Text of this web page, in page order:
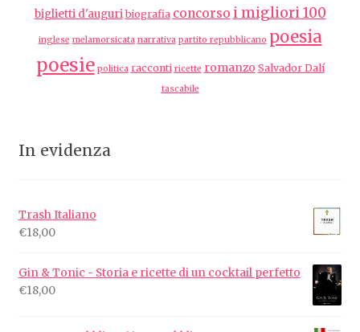
biglietti d'auguri biografia concorso i migliori 100
inglese melamorsicata narrativa partito repubblicano poesia
poesie politica racconti ricette romanzo Salvador Dalí
tascabile
In evidenza
Trash Italiano
€18,00
Gin & Tonic - Storia e ricette di un cocktail perfetto
€18,00